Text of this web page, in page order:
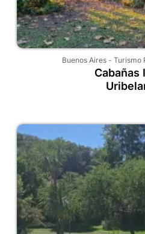
Buenos Aires - Turismo
Cabañas